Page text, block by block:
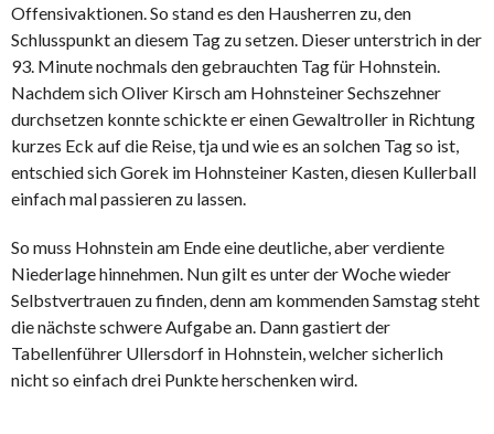
Offensivaktionen. So stand es den Hausherren zu, den
Schlusspunkt an diesem Tag zu setzen. Dieser unterstrich in der
93. Minute nochmals den gebrauchten Tag für Hohnstein.
Nachdem sich Oliver Kirsch am Hohnsteiner Sechszehner
durchsetzen konnte schickte er einen Gewaltroller in Richtung
kurzes Eck auf die Reise, tja und wie es an solchen Tag so ist,
entschied sich Gorek im Hohnsteiner Kasten, diesen Kullerball
einfach mal passieren zu lassen.
So muss Hohnstein am Ende eine deutliche, aber verdiente
Niederlage hinnehmen. Nun gilt es unter der Woche wieder
Selbstvertrauen zu finden, denn am kommenden Samstag steht
die nächste schwere Aufgabe an. Dann gastiert der
Tabellenführer Ullersdorf in Hohnstein, welcher sicherlich
nicht so einfach drei Punkte herschenken wird.